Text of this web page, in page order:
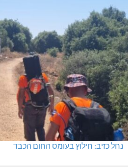
נחל כזיב: חילוץ בעומס החום הכבד